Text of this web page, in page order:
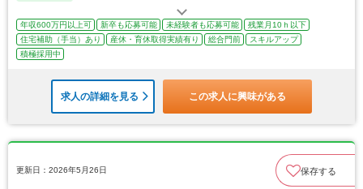
年収600万円以上可 新卒も応募可能 未経験者も応募可能
残業月10ｈ以下
住宅補助（手当）あり
産休・育休取得実績有り 総合門前
スキルアップ
積極採用中
求人の詳細を見る この求人に興味がある
更新日：2026年5月26日 保存する